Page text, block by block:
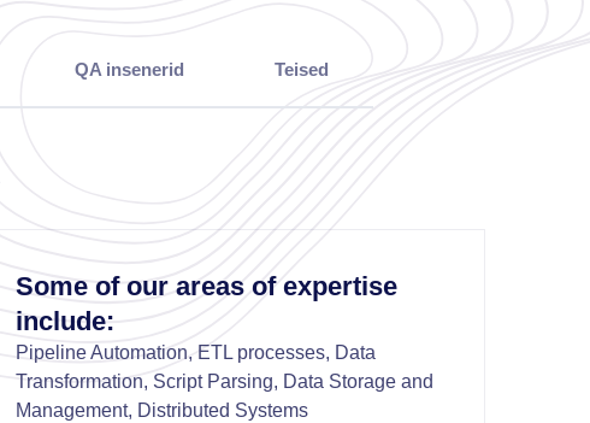
QA insenerid Teised
Some of our areas of expertise
include:
Pipeline Automation, ETL processes, Data
Transformation, Script Parsing, Data Storage and
Management, Distributed Systems